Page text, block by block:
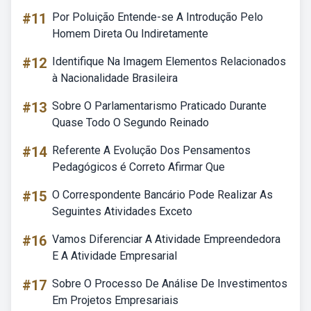
#11
Por Poluição Entende-se A Introdução Pelo
Homem Direta Ou Indiretamente
#12 Identifique Na Imagem Elementos Relacionados
à Nacionalidade Brasileira
#13 Sobre O Parlamentarismo Praticado Durante
Quase Todo O Segundo Reinado
#14 Referente A Evolução Dos Pensamentos
Pedagógicos é Correto Afirmar Que
#15 O Correspondente Bancário Pode Realizar As
Seguintes Atividades Exceto
#16 Vamos Diferenciar A Atividade Empreendedora
E A Atividade Empresarial
#17 Sobre O Processo De Análise De Investimentos
Em Projetos Empresariais